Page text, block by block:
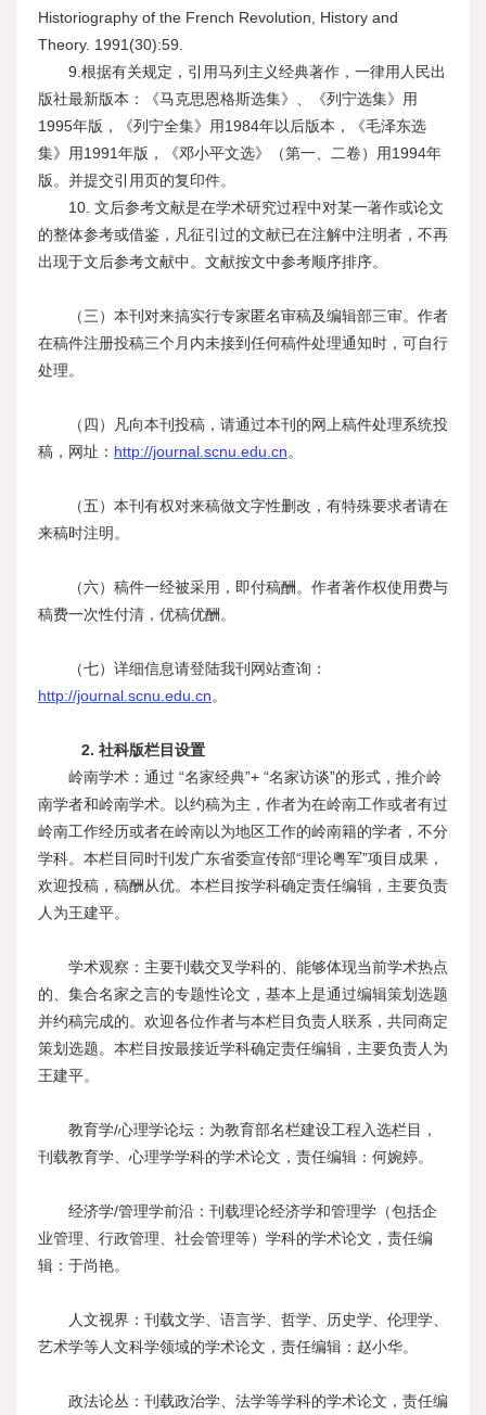
Historiography of the French Revolution, History and
Theory. 1991(30):59.
9.根据有关规定，引用马列主义经典著作，一律用人民出
版社最新版本：《马克思恩格斯选集》、《列宁选集》用
1995年版，《列宁全集》用1984年以后版本，《毛泽东选
集》用1991年版，《邓小平文选》（第一、二卷）用1994年
版。并提交引用页的复印件。
10. 文后参考文献是在学术研究过程中对某一著作或论文
的整体参考或借鉴，凡征引过的文献已在注解中注明者，不再
出现于文后参考文献中。文献按文中参考顺序排序。
（三）本刊对来搞实行专家匿名审稿及编辑部三审。作者
在稿件注册投稿三个月内未接到任何稿件处理通知时，可自行
处理。
（四）凡向本刊投稿，请通过本刊的网上稿件处理系统投
稿，网址： http://journal.scnu.edu.cn。
（五）本刊有权对来稿做文字性删改，有特殊要求者请在
来稿时注明。
（六）稿件一经被采用，即付稿酬。作者著作权使用费与
稿费一次性付清，优稿优酬。
（七）详细信息请登陆我刊网站查询：
http://journal.scnu.edu.cn。
2. 社科版栏目设置
岭南学术：通过 “名家经典”+ “名家访谈”的形式，推介岭
南学者和岭南学术。以约稿为主，作者为在岭南工作或者有过
岭南工作经历或者在岭南以为地区工作的岭南籍的学者，不分
学科。本栏目同时刊发广东省委宣传部“理论粤军”项目成果，
欢迎投稿，稿酬从优。本栏目按学科确定责任编辑，主要负责
人为王建平。
学术观察：主要刊载交叉学科的、能够体现当前学术热点
的、集合名家之言的专题性论文，基本上是通过编辑策划选题
并约稿完成的。欢迎各位作者与本栏目负责人联系，共同商定
策划选题。本栏目按最接近学科确定责任编辑，主要负责人为
王建平。
教育学/心理学论坛：为教育部名栏建设工程入选栏目，
刊载教育学、心理学学科的学术论文，责任编辑： 何婉婷。
经济学/管理学前沿：刊载理论经济学和管理学（包括企
业管理、行政管理、社会管理等）学科的学术论文，责任编
辑：于尚艳。
人文视界：刊载文学、语言学、哲学、历史学、伦理学、
艺术学等人文科学领域的学术论文，责任编辑：赵小华。
政法论丛：刊载政治学、法学等学科的学术论文，责任编